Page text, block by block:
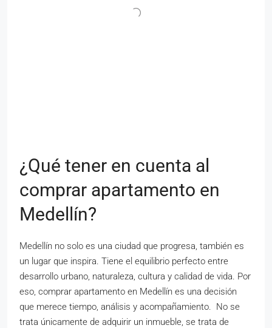
¿Qué tener en cuenta al
comprar apartamento en
Medellín?
Medellín no solo es una ciudad que progresa, también es
un lugar que inspira. Tiene el equilibrio perfecto entre
desarrollo urbano, naturaleza, cultura y calidad de vida. Por
eso, comprar apartamento en Medellín es una decisión
que merece tiempo, análisis y acompañamiento. No se
trata únicamente de adquirir un inmueble, se trata de